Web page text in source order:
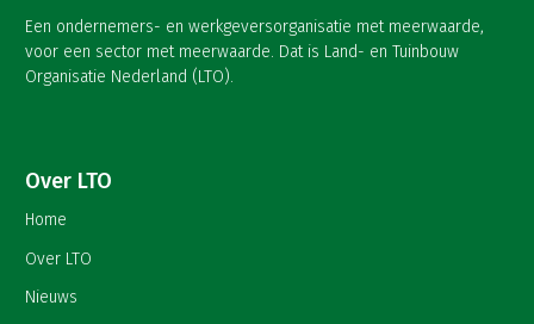
Een ondernemers- en werkgeversorganisatie met meerwaarde,
voor een sector met meerwaarde. Dat is Land- en Tuinbouw
Organisatie Nederland (LTO).
Over LTO
Home
Over LTO
Nieuws